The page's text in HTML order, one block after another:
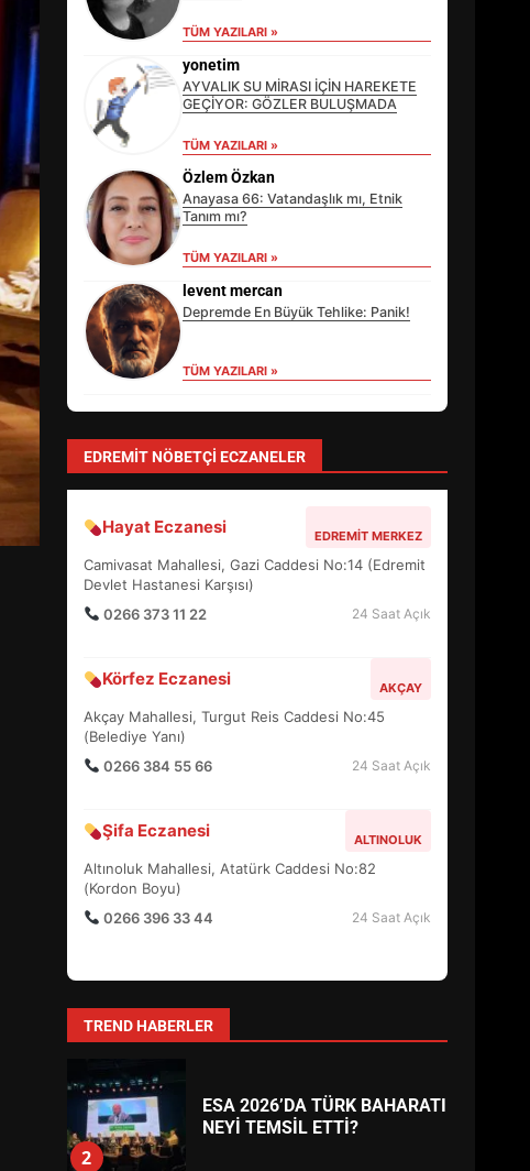
TÜM YAZILARI »
yonetim
AYVALIK SU MİRASI İÇİN HAREKETE
GEÇİYOR: GÖZLER BULUŞMADA
TÜM YAZILARI »
Özlem Özkan
Anayasa 66: Vatandaşlık mı, Etnik
Tanım mı?
TÜM YAZILARI »
levent mercan
Depremde En Büyük Tehlike: Panik!
TÜM YAZILARI »
EDREMIT NÖBETÇI ECZANELER
Hayat Eczanesi EDREMIT MERKEZ
Camivasat Mahallesi, Gazi Caddesi No:14 (Edremit
Devlet Hastanesi Karşısı)
0266 373 11 22
24 Saat Açık
Körfez Eczanesi AKÇAY
Akçay Mahallesi, Turgut Reis Caddesi No:45
(Belediye Yanı)
0266 384 55 66
24 Saat Açık
Şifa Eczanesi ALTINOLUK
Altınoluk Mahallesi, Atatürk Caddesi No:82
(Kordon Boyu)
0266 396 33 44
24 Saat Açık
TREND HABERLER
3
EİB’DE KRİTİK ATAMA:
SÜRDÜRÜLEBİLİRLİKTE NE
DEĞİŞECEK?
4
EDREMİT’İN GURURU TÜRKİYE
FİNALİNDE NE BAŞARDI?
5
BALIKESİR MÜZELERİNDE
SÜRE UZATILDI: NE DEĞİŞTİ?
6
BURHANİYE SATRANÇ
DEĞİŞTİRİYOR?
7
BURHANİYE
BELEDİYESPOR’DA YENİ
YÖNETİM NASIL ŞEKİLLENDİ?
1
HAREKETE GEÇİYOR: GÖZLER
2
ESA 2026’DA TÜRK BAHARATI
NEYİ TEMSİL ETTİ?